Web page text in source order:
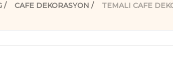
CAFE DEKORASYON TEMALI CAFE